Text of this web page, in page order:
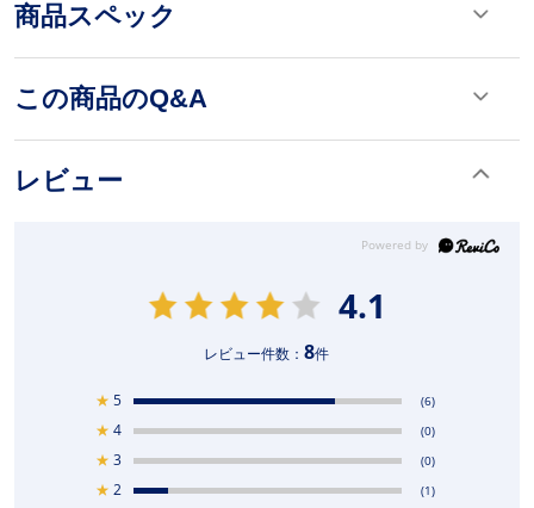
商品スペック
この商品のQ&A
レビュー
4.1
レビュー件数：8件
★ 5 (6)
★ 4 (0)
★ 3 (0)
★ 2 (1)